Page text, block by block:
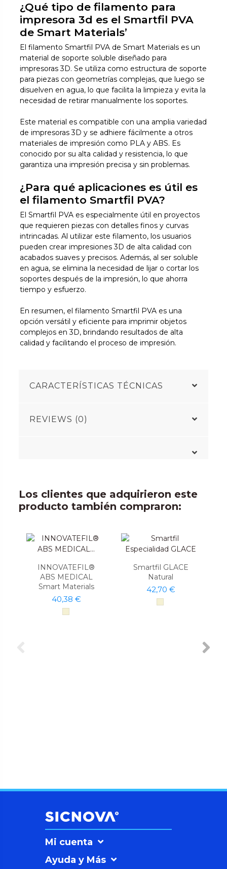
¿Qué tipo de filamento para
impresora 3d es el Smartfil PVA
de Smart Materials’
El filamento Smartfil PVA de Smart Materials es un
material de soporte soluble diseñado para
impresoras 3D. Se utiliza como estructura de soporte
para piezas con geometrías complejas, que luego se
disuelven en agua, lo que facilita la limpieza y evita la
necesidad de retirar manualmente los soportes.
Este material es compatible con una amplia variedad
de impresoras 3D y se adhiere fácilmente a otros
materiales de impresión como PLA y ABS. Es
conocido por su alta calidad y resistencia, lo que
garantiza una impresión precisa y sin problemas.
¿Para qué aplicaciones es útil es
el filamento Smartfil PVA?
El Smartfil PVA es especialmente útil en proyectos
que requieren piezas con detalles finos y curvas
intrincadas. Al utilizar este filamento, los usuarios
pueden crear impresiones 3D de alta calidad con
acabados suaves y precisos. Además, al ser soluble
en agua, se elimina la necesidad de lijar o cortar los
soportes después de la impresión, lo que ahorra
tiempo y esfuerzo.
En resumen, el filamento Smartfil PVA es una
opción versátil y eficiente para imprimir objetos
complejos en 3D, brindando resultados de alta
calidad y facilitando el proceso de impresión.
CARACTERÍSTICAS TÉCNICAS
REVIEWS (0)
Los clientes que adquirieron este
producto también compraron:
INNOVATEFIL®
ABS MEDICAL
Smart Materials
40,38 €
Smartfil GLACE
Natural
42,70 €
Mi cuenta
Ayuda y Más